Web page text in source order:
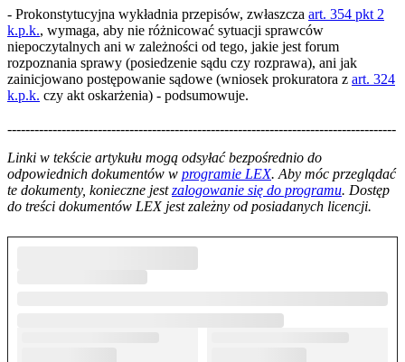
- Prokonstytucyjna wykładnia przepisów, zwłaszcza art. 354 pkt 2
k.p.k., wymaga, aby nie różnicować sytuacji sprawców
niepoczytalnych ani w zależności od tego, jakie jest forum
rozpoznania sprawy (posiedzenie sądu czy rozprawa), ani jak
zainicjowano postępowanie sądowe (wniosek prokuratora z art. 324
k.p.k. czy akt oskarżenia) - podsumowuje.
--------------------------------------------------------------------------------------
Linki w tekście artykułu mogą odsyłać bezpośrednio do
odpowiednich dokumentów w programie LEX. Aby móc przeglądać
te dokumenty, konieczne jestzalogowanie się do programu. Dostęp
do treści dokumentów LEX jest zależny od posiadanych licencji.